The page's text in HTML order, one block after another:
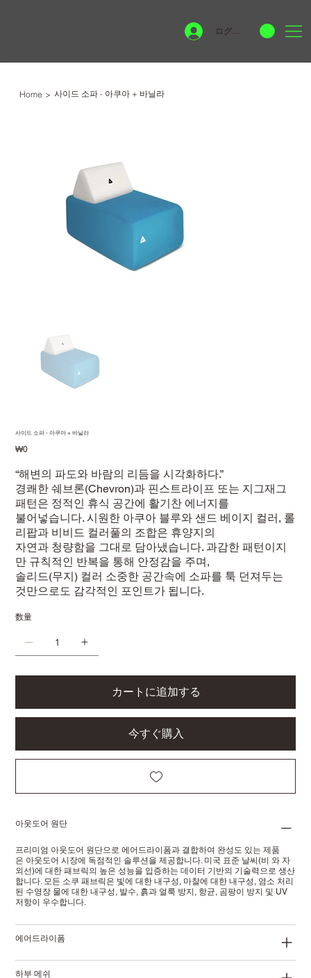
ログイン
Home > 사이드 소파 - 아쿠아 + 바닐라
사이드 소파 - 아쿠아 + 바닐라
価
₩0
“해변의 파도와 바람의 리듬을 시각화하다.”
경쾌한 쉐브론(Chevron)과 핀스트라이프 또는 지그재그
패턴은 정적인 휴식 공간에 활기찬 에너지를
불어넣습니다. 시원한 아쿠아 블루와 샌드 베이지 컬러, 롤
리팝과 비비드 컬러풀의 조합은 휴양지의
자연과 청량함을 그대로 담아냈습니다. 과감한 패턴이지
만 규칙적인 반복을 통해 안정감을 주며,
솔리드(무지) 컬러 소중한 공간속에 소파를 툭 던져두는
것만으로도 감각적인 포인트가 됩니다.
数量
カートに追加する
今すぐ購入
아웃도어 원단
프리미엄 아웃도어 원단으로 에어드라이폼과 결합하여 완성도 있는 제품
은 아웃도어 시장에 독점적인 솔루션을 제공합니다. 미국 표준 날씨(비 와 자
외선)에 대한 패브릭의 높은 성능을 입증하는 데이터 기반의 기술력으로 생산
합니다. 모든 소쿠 패브릭은 빛에 대한 내구성, 마찰에 대한 내구성, 염소 처리
된 수영장 물에 대한 내구성, 발수, 흙과 얼룩 방지, 항균, 곰팡이 방지 및 UV
저항이 우수합니다.
에어드라이폼
하부 메쉬